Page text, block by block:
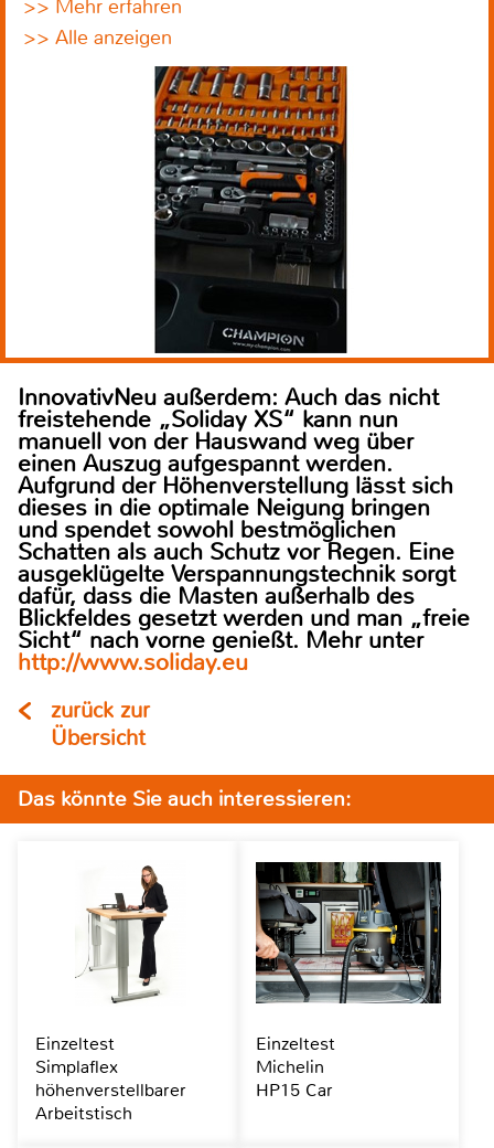
>> Mehr erfahren
>> Alle anzeigen
InnovativNeu außerdem: Auch das nicht
freistehende „Soliday XS“ kann nun
manuell von der Hauswand weg über
einen Auszug aufgespannt werden.
Aufgrund der Höhenverstellung lässt sich
dieses in die optimale Neigung bringen
und spendet sowohl bestmöglichen
Schatten als auch Schutz vor Regen. Eine
ausgeklügelte Verspannungstechnik sorgt
dafür, dass die Masten außerhalb des
Blickfeldes gesetzt werden und man „freie
Sicht“ nach vorne genießt. Mehr unter
http://www.soliday.eu
zurück zur
Übersicht
Das könnte Sie auch interessieren:
Einzeltest
Simplaflex
höhenverstellbarer
Arbeitstisch
Einzeltest
Michelin
HP15 Car